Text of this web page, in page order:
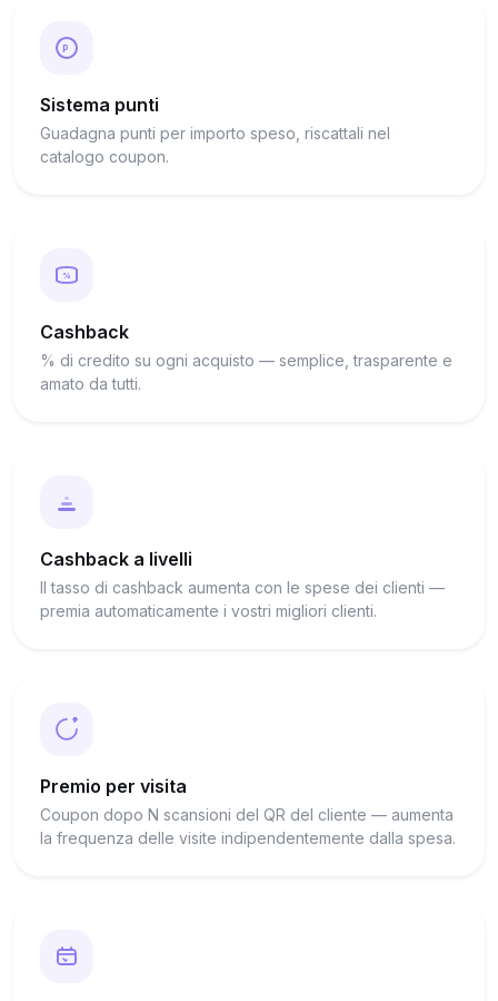
P
Sistema punti
Guadagna punti per importo speso, riscattali nel
catalogo coupon.
%
Cashback
% di credito su ogni acquisto — semplice, trasparente e
amato da tutti.
Cashback a livelli
Il tasso di cashback aumenta con le spese dei clienti —
premia automaticamente i vostri migliori clienti.
Premio per visita
Coupon dopo N scansioni del QR del cliente — aumenta
la frequenza delle visite indipendentemente dalla spesa.